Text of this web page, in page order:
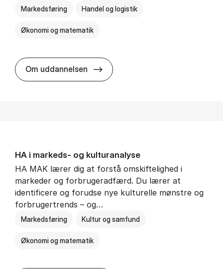
Markedsføring Handel og logistik
Økonomi og matematik
Om uddannelsen HA al­men erhvervs­økonomi
HA i mar­keds- og kul­tu­r­a­na­ly­se
HA MAK lærer dig at forstå omskiftelighed i
markeder og forbrugeradfærd. Du lærer at
identificere og forudse nye kulturelle mønstre og
forbrugertrends – og…
Markedsføring Kultur og samfund
Økonomi og matematik